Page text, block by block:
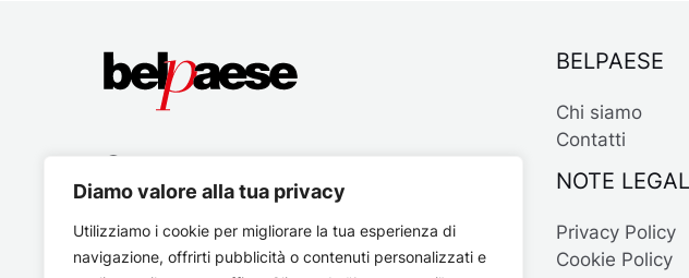
Diamo valore alla tua privacy
Utilizziamo i cookie per migliorare la tua esperienza di
navigazione, offrirti pubblicità o contenuti personalizzati e
BELPAESE
Chi siamo
Contatti
NOTE
Privacy Policy
Cookie Policy